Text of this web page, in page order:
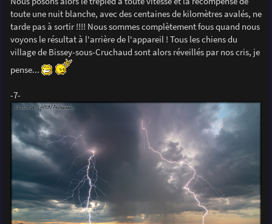
toute une nuit blanche, avec des centaines de kilomètres avalés, ne
tarde pas à sortir !!!! Nous sommes complètement fous quand nous
voyons le résultat à l'arrière de l'appareil ! Tous les chiens du
village de Bissey-sous-Cruchaud sont alors réveillés par nos cris, je
pense...
-7-